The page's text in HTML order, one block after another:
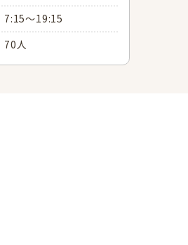
7:15～19:15
70人